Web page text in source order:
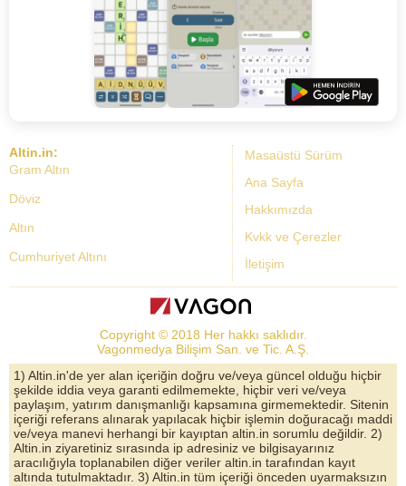
Masaüstü Sürüm
Ana Sayfa
Hakkımızda
Kvkk ve Çerezler
İletişim
Altin.in:
Gram Altın
Döviz
Altın
Cumhuriyet Altını
Dolar Kuru
Altın Yorumları
Döviz Kurları
Çeyrek Altın
Bitcoin
Copyright © 2018 Her hakkı saklıdır.
Vagonmedya Bilişim San. ve Tic. A.Ş.
1) Altin.in'de yer alan içeriğin doğru ve/veya güncel olduğu hiçbir
şekilde iddia veya garanti edilmemekte, hiçbir veri ve/veya
paylaşım, yatırım danışmanlığı kapsamına girmemektedir. Sitenin
içeriği referans alınarak yapılacak hiçbir işlemin doğuracağı maddi
ve/veya manevi herhangi bir kayıptan altin.in sorumlu değildir. 2)
Altin.in ziyaretiniz sırasında ip adresiniz ve bilgisayarınız
aracılığıyla toplanabilen diğer veriler altin.in tarafından kayıt
altında tutulmaktadır. 3) Altin.in tüm içeriği önceden uyarmaksızın